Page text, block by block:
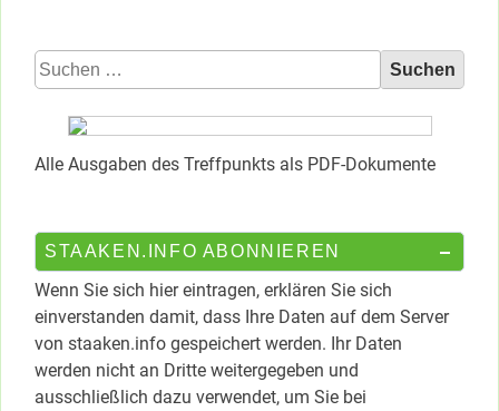
Suchen
nach:
Alle Ausgaben des Treffpunkts als PDF-Dokumente
STAAKEN.INFO ABONNIEREN
Wenn Sie sich hier eintragen, erklären Sie sich
einverstanden damit, dass Ihre Daten auf dem Server
von staaken.info gespeichert werden. Ihr Daten
werden nicht an Dritte weitergegeben und
ausschließlich dazu verwendet, um Sie bei